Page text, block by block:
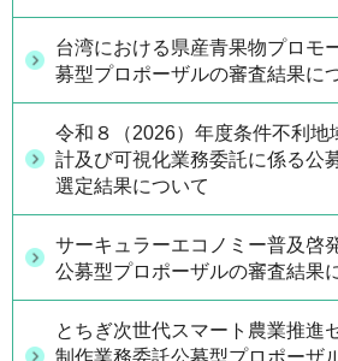
台湾における県産青果物プロモ
募型プロポーザルの審査結果に
令和８（2026）年度条件不利地
計及び可視化業務委託に係る公
選定結果について
サーキュラーエコノミー普及啓
公募型プロポーザルの審査結果
とちぎ次世代スマート農業推進
制作業務委託公募型プロポーザ